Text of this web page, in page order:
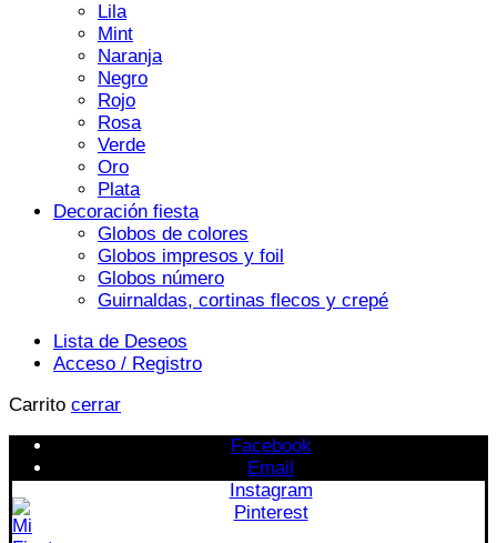
Lila
Mint
Naranja
Negro
Rojo
Rosa
Verde
Oro
Plata
Decoración fiesta
Globos de colores
Globos impresos y foil
Globos número
Guirnaldas, cortinas flecos y crepé
Lista de Deseos
Acceso / Registro
Carrito cerrar
Facebook
Email
Instagram
Pinterest